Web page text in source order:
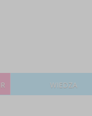
WIEDZA